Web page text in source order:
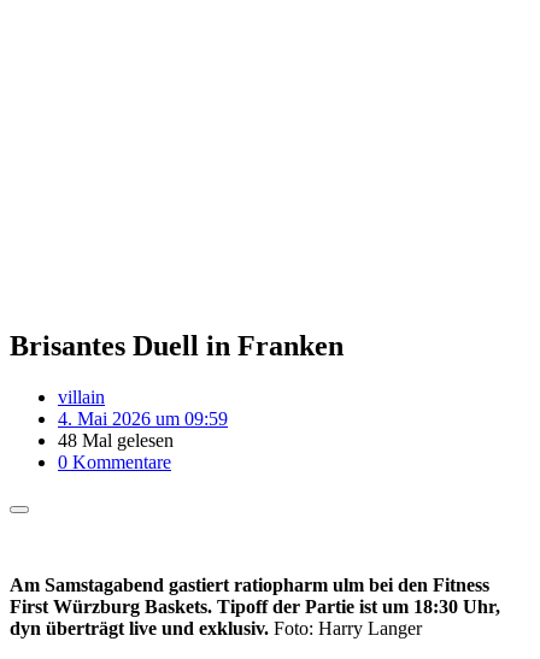
Brisantes Duell in Franken
villain
4. Mai 2026 um 09:59
48 Mal gelesen
0 Kommentare
Am Samstagabend gastiert ratiopharm ulm bei den Fitness
First Würzburg Baskets. Tipoff der Partie ist um 18:30 Uhr,
dyn überträgt live und exklusiv. Foto: Harry Langer